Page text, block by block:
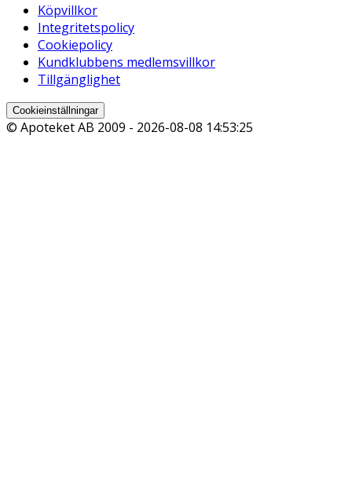
Köpvillkor
Integritetspolicy
Cookiepolicy
Kundklubbens medlemsvillkor
Tillgänglighet
Cookieinställningar
© Apoteket AB 2009 - 2026-08-08 14:53:25